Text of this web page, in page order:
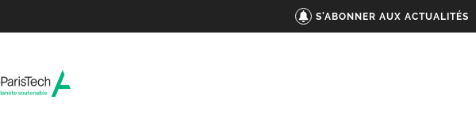
S'ABONNER AUX ACTUALITÉS